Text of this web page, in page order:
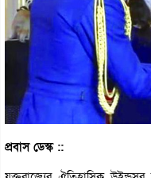
প্রবাস ডেস্ক ::